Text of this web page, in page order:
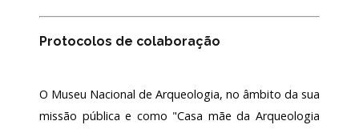
Protocolos de colaboração
O Museu Nacional de Arqueologia, no âmbito da sua
missão pública e como "Casa mãe da Arqueologia